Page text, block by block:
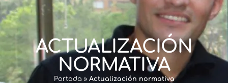
ACTUALIZACIÓN
NORMATIVA
Portada » Actualización normativa